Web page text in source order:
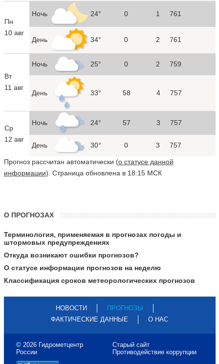
Пн
10 авг
Ночь 24° 0 1 761
День 34° 0 2 761
Вт
11 авг
Ночь 25° 0 2 759
День 33° 58 4 757
Ср
12 авг
Ночь 24° 57 3 757
День 30° 0 3 757
Прогноз рассчитан автоматически (о статусе данной
информации). Страница обновлена в 18:15 МСК
О ПРОГНОЗАХ
Терминология, применяемая в прогнозах погоды и
штормовых предупреждениях
Откуда возникают ошибки прогнозов?
О статусе информации прогнозов на неделю
Классификация сроков метеорологических прогнозов
НОВОСТИ
ПРОГНОЗЫ
ФАКТИЧЕСКИЕ ДАННЫЕ
О НАС
© 2026 Гидрометцентр
России
Старый сайт
Противодействие коррупции